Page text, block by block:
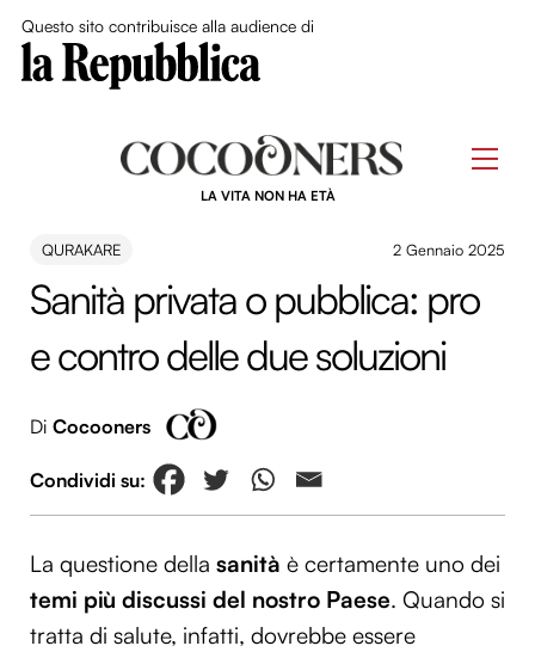
Questo sito contribuisce alla audience di
LA VITA NON HA ETÀ
QURAKARE 2 Gennaio 2025
Sanità privata o pubblica: pro
e contro delle due soluzioni
Di Cocooners
La questione della sanità è certamente uno dei
temi più discussi del nostro Paese. Quando si
tratta di salute, infatti, dovrebbe essere